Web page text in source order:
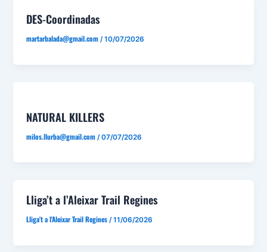
DES-Coordinadas
martarbalada@gmail.com /10/07/2026
NATURAL KILLERS
milos.llurba@gmail.com /07/07/2026
Lliga’t a l’Aleixar Trail Regines
Lliga't a l'Aleixar Trail Regines/11/06/2026